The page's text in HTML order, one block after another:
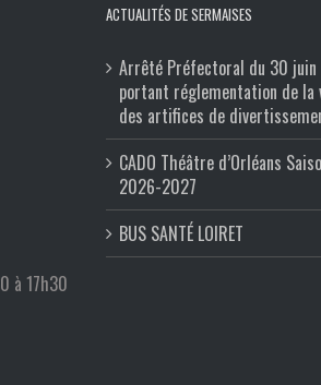
à 17h30
ACTUALITÉS DE SERMAISES
Arrêté Préfectoral du 30
portant réglementation de la
des artifices de
CADO Théâtre d’Orléans
2026-2027
BUS SANTÉ LOIRET